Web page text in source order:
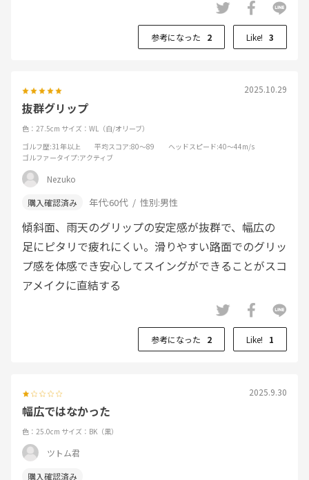
参考になった 2 Like! 3
2025.10.29
抜群グリップ
色：27.5cm サイズ：WL（白/オリーブ）
ゴルフ歴:31年以上 平均スコア:80～89 ヘッドスピード:40～44m/s
ゴルファータイプ:アクティブ
Nezuko
年代:60代 性別:男性
傾斜面、雨天のグリップの安定感が抜群で、幅広の
足にピタリで疲れにくい。滑りやすい路面でのグリッ
プ感を体感でき安心してスイングができることがスコ
アメイクに直結する
参考になった 2 Like! 1
2025.9.30
幅広ではなかった
色：25.0cm サイズ：BK（黒）
ツトム君